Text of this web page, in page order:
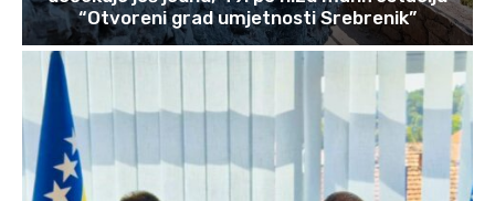
“Otvoreni grad umjetnosti Srebrenik”